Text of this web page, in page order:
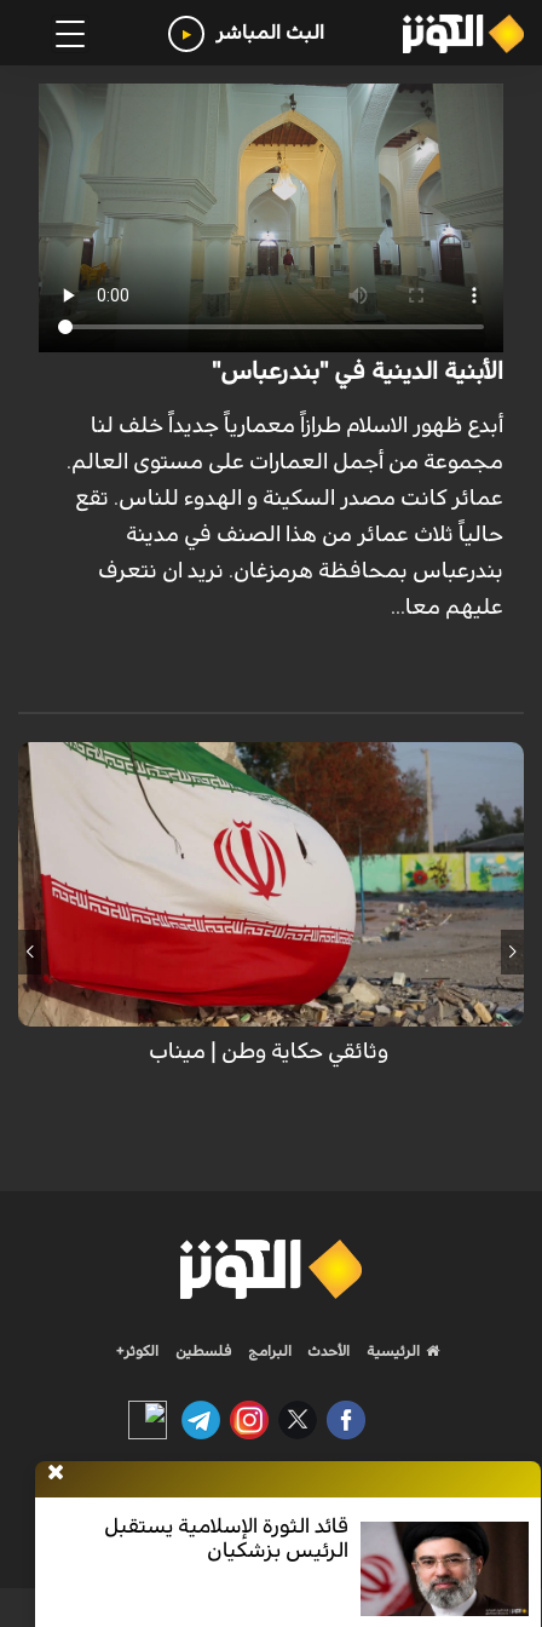
البث المباشر
الأبنية الدينية في "بندرعباس"
أبدع ظهور الاسلام طرازاً معمارياً جديداً خلف لنا
مجموعة من أجمل العمارات على مستوى العالم.
عمائر كانت مصدر السكينة و الهدوء للناس. تقع
حالياً ثلاث عمائر من هذا الصنف في مدينة
بندرعباس بمحافظة هرمزغان. نريد ان نتعرف
عليهم معا...
وثائقي حكاية وطن | ميناب
قائد الثورة الإسلامية يستقبل
الرئيس بزشكيان
الرئيسية الأحدث البرامج فلسطين الكوثر+
جميع الحقوق محفوظة